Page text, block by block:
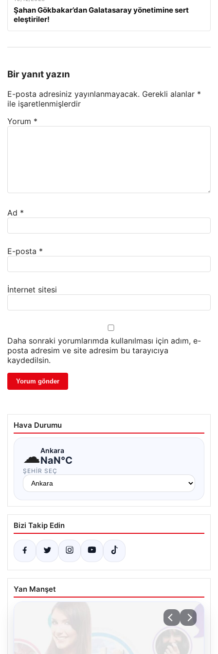
Şahan Gökbakar’dan Galatasaray yönetimine sert
eleştiriler!
Bir yanıt yazın
E-posta adresiniz yayınlanmayacak. Gerekli alanlar *
ile işaretlenmişlerdir
Yorum *
Ad *
E-posta *
İnternet sitesi
Daha sonraki yorumlarımda kullanılması için adım, e-
posta adresim ve site adresim bu tarayıcıya
kaydedilsin.
Hava Durumu
☁Ankara
NaN°C
ŞEHIR SEÇ
Bizi Takip Edin
Yan Manşet